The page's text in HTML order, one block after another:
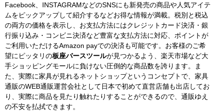
Facebook、INSTAGRAMなどのSNSにも新発売の商品や人気アイテ
ムをピックアップして紹介するなどお得な情報が満載。税別と税込
の両方の価格を表示し、お支払方法にはクレジットカード決済・銀
行振り込み・コンビニ決済など豊富な支払方法に対応、ポイントが
ご利用いただけるAmazon payでの決済も可能です。お客様のご希
望にピッタリの板座バースツールが見つかるよう、楽天市場など大
手ショッピングモールに負けない圧倒的な商品数を誇ります。ま
た、実際に家具が見れるネットショップというコンセプトで、家具
通販のWEB通販運営会社として日本で初めて直営店舗も出店してお
り、実際に商品を見たり触れたりすることができるので、通販ゆえ
の不安を払拭できます。